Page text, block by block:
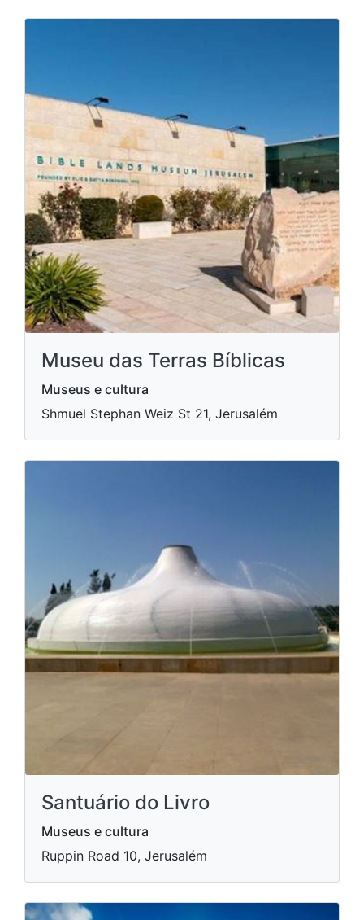
Museu das Terras Bíblicas
Museus e cultura
Shmuel Stephan Weiz St 21, Jerusalém
Santuário do Livro
Museus e cultura
Ruppin Road 10, Jerusalém